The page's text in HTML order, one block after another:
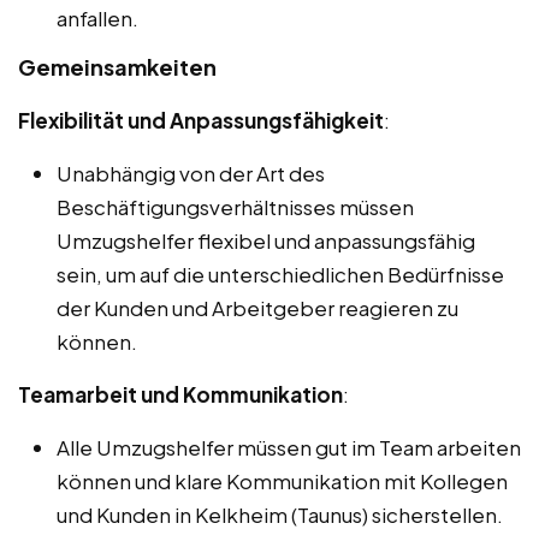
anfallen.
Gemeinsamkeiten
Flexibilität und Anpassungsfähigkeit:
Unabhängig von der Art des
Beschäftigungsverhältnisses müssen
Umzugshelfer flexibel und anpassungsfähig
sein, um auf die unterschiedlichen Bedürfnisse
der Kunden und Arbeitgeber reagieren zu
können.
Teamarbeit und Kommunikation:
Alle Umzugshelfer müssen gut im Team arbeiten
können und klare Kommunikation mit Kollegen
und Kunden in Kelkheim (Taunus) sicherstellen.